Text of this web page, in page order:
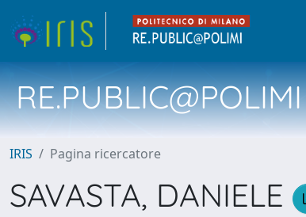
RE.PUBLIC@POLIMI
IRIS Pagina ricercatore
SAVASTA, DANIELE